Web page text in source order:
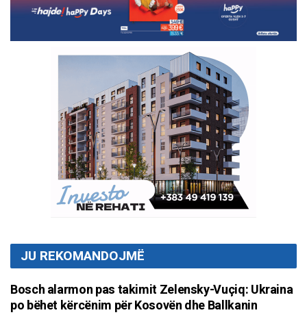
JU REKOMANDOJMË
Bosch alarmon pas takimit Zelensky-Vuçiq: Ukraina
po bëhet kërcënim për Kosovën dhe Ballkanin